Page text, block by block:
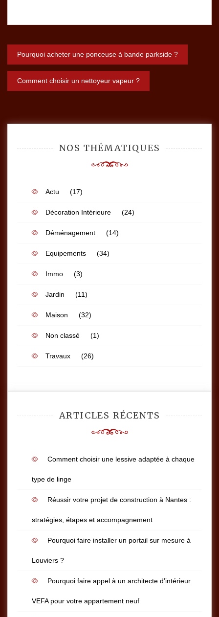
Navigation
de
Pourquoi acheter une ponceuse à bande parkside ?
Comment choisir un nettoyeur vapeur ?
NOS THÉMATIQUES
Actu (17)
Décoration Intérieure (24)
Déménagement (14)
Equipements (34)
Immo (3)
Jardin (11)
Maison (32)
Non classé (1)
Travaux (26)
ARTICLES RÉCENTS
Comment choisir une lessive adaptée à chaque
type de linge
Réussir votre projet de construction à Nantes :
stratégies, étapes et accompagnement
Pourquoi faire installer un portail sur mesure à
Louviers ?
Pourquoi faire appel à un architecte d’intérieur
VEFA pour votre appartement neuf